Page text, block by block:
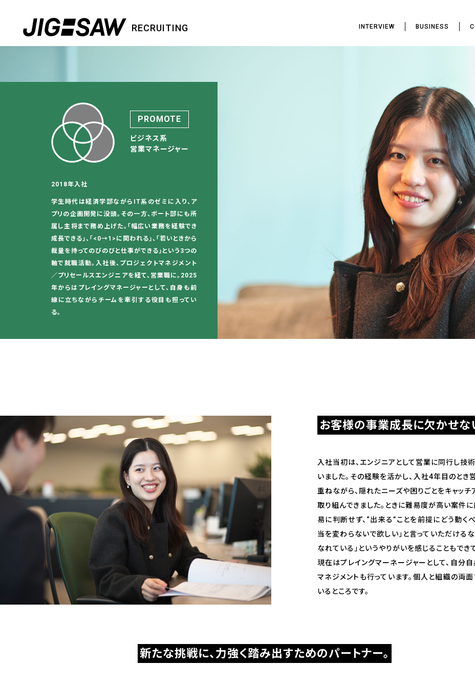
RECRUITING INTERVIEW BUSINESS
PROMOTE
ビジネス系
営業マネージャー
2018年入社
学生時代は経済学部ながらIT系のゼミに入り、ア
プリの企画開発に没頭。その一方、ボート部にも所
属し主将まで務め上げた。「幅広い業務を経験でき
成長できる」、「<0→1>に関われる」、「若いときから
裁量を持ってのびのびと仕事ができる」という3つの
軸で就職活動。入社後、プロジェクトマネジメント
／プリセールスエンジニアを経て、営業職に。2025
年からはプレイングマネージャーとして、自身も前
線に立ちながらチームを牽引する役目も担ってい
る。
お客様の事業成長に欠かせな
入社当初は、エンジニアとして営業に同行し技
いました。その経験を活かし、入社4年目のと
重ねながら、隠れたニーズや困りごとをキャッ
取り組んできました。ときに難易度が高い案件
易に判断せず、“出来る”ことを前提にどう動く
当を変わらないで欲しい」と言っていただける
なれている」というやりがいを感じることもでき
現在はプレイングマーネージャーとして、自分
マネジメントも行っています。個人と組織の両
いるところです。
新たな挑戦に、力強く踏み出すためのパートナー。